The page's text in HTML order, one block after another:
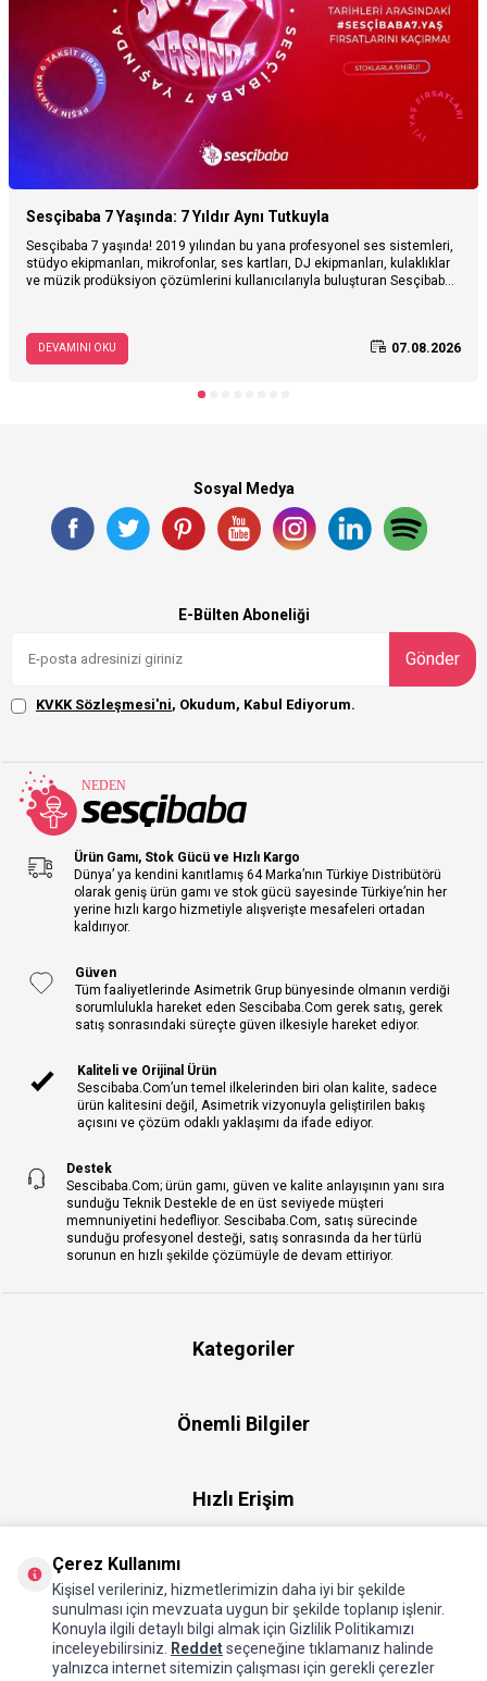
Sesçibaba 7 Yaşında: 7 Yıldır Aynı Tutkuyla
Sesçibaba 7 yaşında! 2019 yılından bu yana profesyonel ses sistemleri,
stüdyo ekipmanları, mikrofonlar, ses kartları, DJ ekipmanları, kulaklıklar
ve müzik prodüksiyon çözümlerini kullanıcılarıyla buluşturan Sesçibaba,
arasında geçerli 7. yaş kampanyasına özel avantajları inceleyin.
DEVAMINI OKU 07.08.2026
Sosyal Medya
E-Bülten Aboneliği
Gönder
KVKK Sözleşmesi'ni, Okudum, Kabul Ediyorum.
Ürün Gamı, Stok Gücü ve Hızlı Kargo
Dünya’ ya kendini kanıtlamış 64 Marka’nın Türkiye Distribütörü
olarak geniş ürün gamı ve stok gücü sayesinde Türkiye’nin her
yerine hızlı kargo hizmetiyle alışverişte mesafeleri ortadan
kaldırıyor.
Güven
Tüm faaliyetlerinde Asimetrik Grup bünyesinde olmanın verdiği
sorumlulukla hareket eden Sescibaba.Com gerek satış, gerek
satış sonrasındaki süreçte güven ilkesiyle hareket ediyor.
Kaliteli ve Orijinal Ürün
Sescibaba.Com’un temel ilkelerinden biri olan kalite, sadece
ürün kalitesini değil, Asimetrik vizyonuyla geliştirilen bakış
açısını ve çözüm odaklı yaklaşımı da ifade ediyor.
Destek
Sescibaba.Com; ürün gamı, güven ve kalite anlayışının yanı sıra
sunduğu Teknik Destekle de en üst seviyede müşteri
memnuniyetini hedefliyor. Sescibaba.Com, satış sürecinde
sunduğu profesyonel desteği, satış sonrasında da her türlü
sorunun en hızlı şekilde çözümüyle de devam ettiriyor.
Kategoriler
Önemli Bilgiler
Hızlı Erişim
Hakkımızda
Çerez Kullanımı
Kişisel verileriniz, hizmetlerimizin daha iyi bir şekilde
sunulması için mevzuata uygun bir şekilde toplanıp işlenir.
Konuyla ilgili detaylı bilgi almak için Gizlilik Politikamızı
inceleyebilirsiniz.
Reddetseçeneğine tıklamanız halinde
yalnızca internet sitemizin çalışması için gerekli çerezler